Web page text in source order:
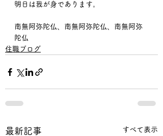
明日は我が身であります。
南無阿弥陀仏、南無阿弥陀仏、南無阿弥
陀仏
住職ブログ
最新記事 すべて表示